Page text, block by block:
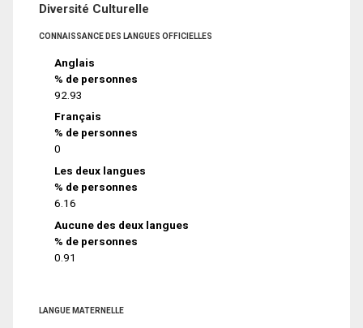
Diversité Culturelle
CONNAISSANCE DES LANGUES OFFICIELLES
Anglais
% de personnes
92.93
Français
% de personnes
0
Les deux langues
% de personnes
6.16
Aucune des deux langues
% de personnes
0.91
LANGUE MATERNELLE